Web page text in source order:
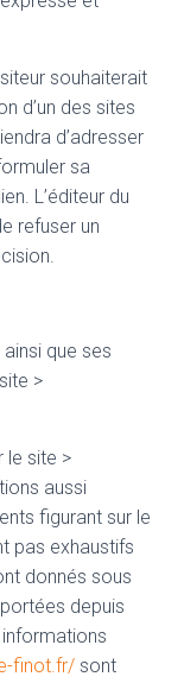
souhaiterait
d’un des sites
d’adresser
sa
L’éditeur du
refuser un
que ses
>
le site >
aussi
figurant sur le
pas exhaustifs
donnés sous
depuis
informations
finot.fr/ sont